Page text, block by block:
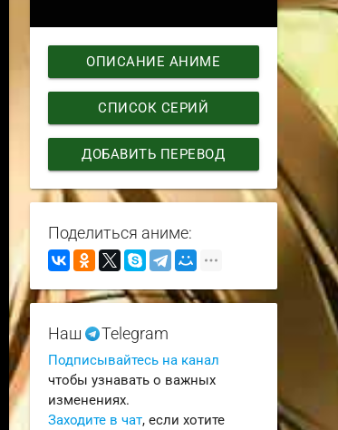
ОПИСАНИЕ АНИМЕ
СПИСОК СЕРИЙ
ДОБАВИТЬ ПЕРЕВОД
Поделиться аниме:
Наш Telegram
Подписывайтесь на канал
чтобы узнавать о важных
изменениях.
Заходите в чат, если хотите